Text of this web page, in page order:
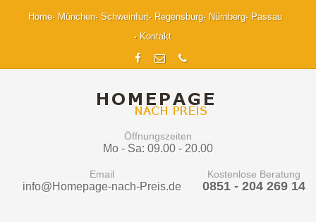
Home München Schweinfurt Regensburg Nürnberg
Passau
Kontakt
Öffnungszeiten
Mo - Sa: 09.00 - 20.00
Email
info@Homepage-nach-Preis.de
Kostenlose Beratung
0851 - 204 269 14